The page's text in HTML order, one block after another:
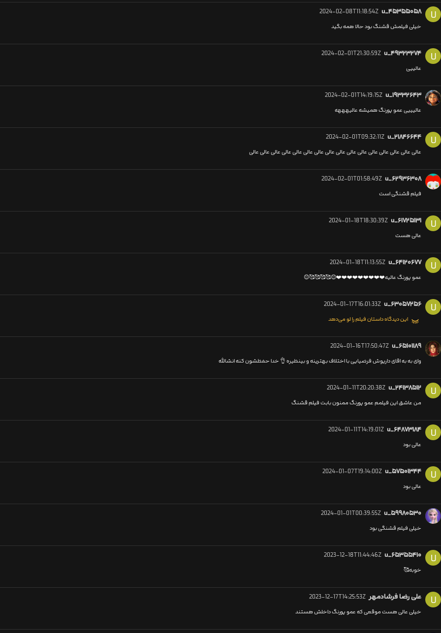
U u_۴۵۳۵۵۰۵۸ 2024-02-08T11:18:54Z
خیلی فیلمش قشنگ بود حالا همه بگید
U u_۴۹۳۲۳۲۷۴ 2024-02-01T21:30:59Z
عالییی
u_۱۹۳۳۲۶۴۳ 2024-02-01T14:19:15Z
عالیییی عمو پورنگ همیشه عالیهههه
U u_۲۱۸۴۶۶۴۴ 2024-02-01T09:32:11Z
عالی عالی عالی عالی عالی عالی عالی عالی عالی عالی عالی عالی عالی عالی عالی عالی
u_۶۲۹۳۶۳۰۸ 2024-02-01T01:58:49Z
فیلم قشنگی است
U u_۶۱۷۲۵۱۳۱ 2024-01-18T18:30:39Z
عالی هست
U u_۶۴۱۲۰۶۷۷ 2024-01-18T11:13:55Z
عمو پورنگ عالیه❤️❤️❤️❤️❤️❤️❤️❤️❤️😊🥰🥰🥰🥰😊
U u_۶۳۰۵۷۲۵۶ 2024-01-17T16:01:33Z
این دیدگاه داستان فیلم را لو می‌دهد
u_۶۵۱۰۱۱۸۹ 2024-01-16T17:50:47Z
وای به به اقای داریوش فرضیایی با اختلاف بهترینه و بینظیره 👌 خدا حفظشون کنه انشالله
U u_۲۴۱۳۸۵۱۲ 2024-01-11T20:20:38Z
من عاشق این فیلمم عمو پورنگ ممنون بابت فیلم قشنگ
U u_۶۴۸۷۳۱۸۴ 2024-01-11T14:19:01Z
عالی بود
U u_۵۷۵۰۱۳۴۴ 2024-01-07T19:14:00Z
عالی بود
u_۵۹۹۸۰۵۳۰ 2024-01-01T00:39:55Z
خیلی فیلم قشنگی بود
U u_۶۵۳۵۵۴۱۰ 2023-12-18T11:44:46Z
خوبه🥰
U علی رضا فرشادمهر 2023-12-17T14:25:53Z
خیلی عالی هست موقعی که عمو پورنگ داخلش هستند